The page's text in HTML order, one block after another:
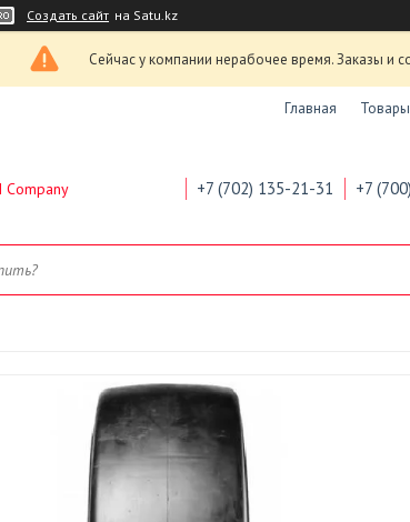
Создать сайт на Satu.kz
Сейчас у компании нерабочее время. Заказы и
Главная Товары
Company +7 (702) 135-21-31 +7